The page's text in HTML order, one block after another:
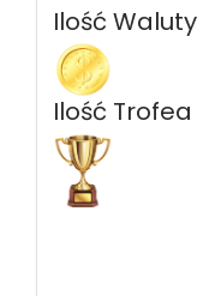
Ilość Waluty
Ilość Trofea